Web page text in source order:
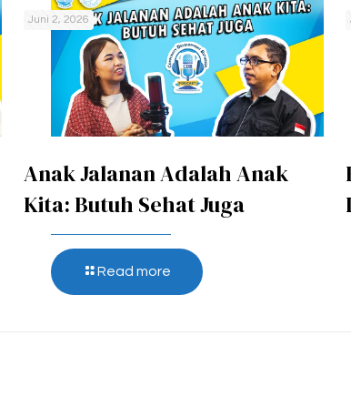
Juni 2, 2026
Anak Jalanan Adalah Anak
Kita: Butuh Sehat Juga
Read more